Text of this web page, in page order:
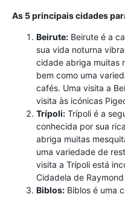
As 5 principais cidades
Beirute: Beirute é a
sua vida noturna
cidade abriga muitas
bem como uma
cafés. Uma visita a
visita às icónicas
Trípoli: Trípoli é a
conhecida por sua
abriga muitas
uma variedade de
visita a Trípoli está
Cidadela de
Biblos: Biblos é uma